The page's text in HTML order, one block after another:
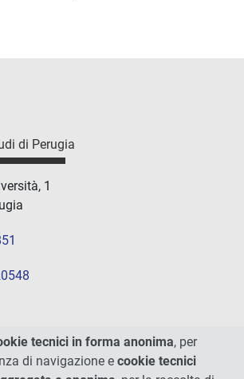
di Perugia
1
tecnici in forma anonima, per
di navigazione e cookie tecnici